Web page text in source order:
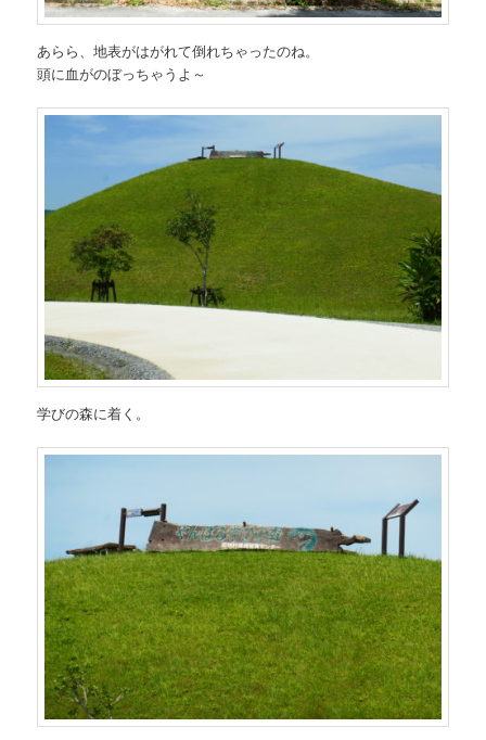
あらら、地表がはがれて倒れちゃったのね。
頭に血がのぼっちゃうよ～
学びの森に着く。